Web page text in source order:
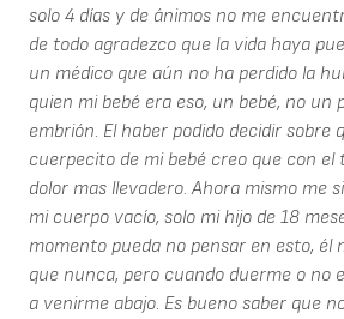
solo 4 días y de ánimos no me
de todo agradezco que la vida haya
un médico que aún no ha perdido la
quien mi bebé era eso, un bebé, no un
embrión. El haber podido decidir sobre
cuerpecito de mi bebé creo que con el
dolor mas llevadero. Ahora mismo me
mi cuerpo vacío, solo mi hijo de 18
momento pueda no pensar en esto, él
que nunca, pero cuando duerme o no
a venirme abajo. Es bueno saber que